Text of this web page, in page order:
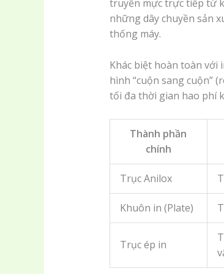
truyền mực trực tiếp từ
những dây chuyền sản
thống máy.
Khác biệt hoàn toàn với
hình “cuộn sang cuộn”
tối đa thời gian hao phí
Thành phần
chính
Trục Anilox
Khuôn in (Plate)
Trục ép in